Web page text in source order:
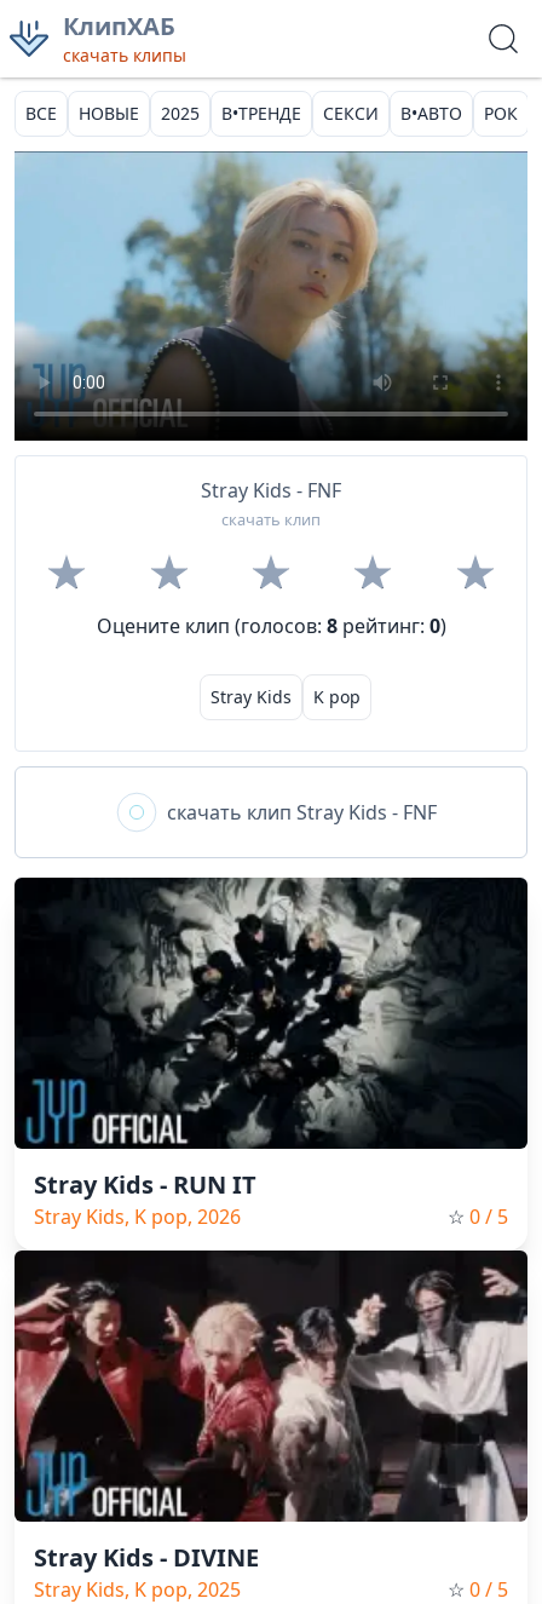
КлипХАБ
скачать клипы
ВСЕ НОВЫЕ 2025 В•ТРЕНДЕ СЕКСИ В•АВТО РОК
Stray Kids - FNF
скачать клип
Оцените клип (голосов: 8 рейтинг: 0)
Stray Kids K pop
скачать клип Stray Kids - FNF
Stray Kids - RUN IT
Stray Kids, K pop, 2026 ☆ 0/ 5
Stray Kids - DIVINE
Stray Kids, K pop, 2025 ☆ 0/ 5